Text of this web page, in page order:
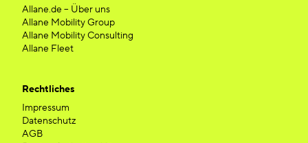
Allane.de – Über uns
Allane Mobility Group
Allane Mobility Consulting
Allane Fleet
Rechtliches
Impressum
Datenschutz
AGB